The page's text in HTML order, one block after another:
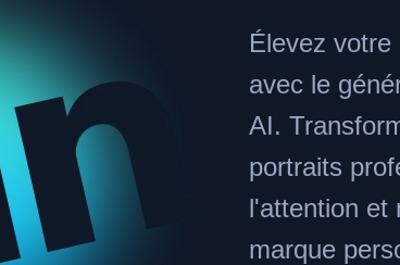
Élevez
avec le
AI.
portraits
l'attention et
marque